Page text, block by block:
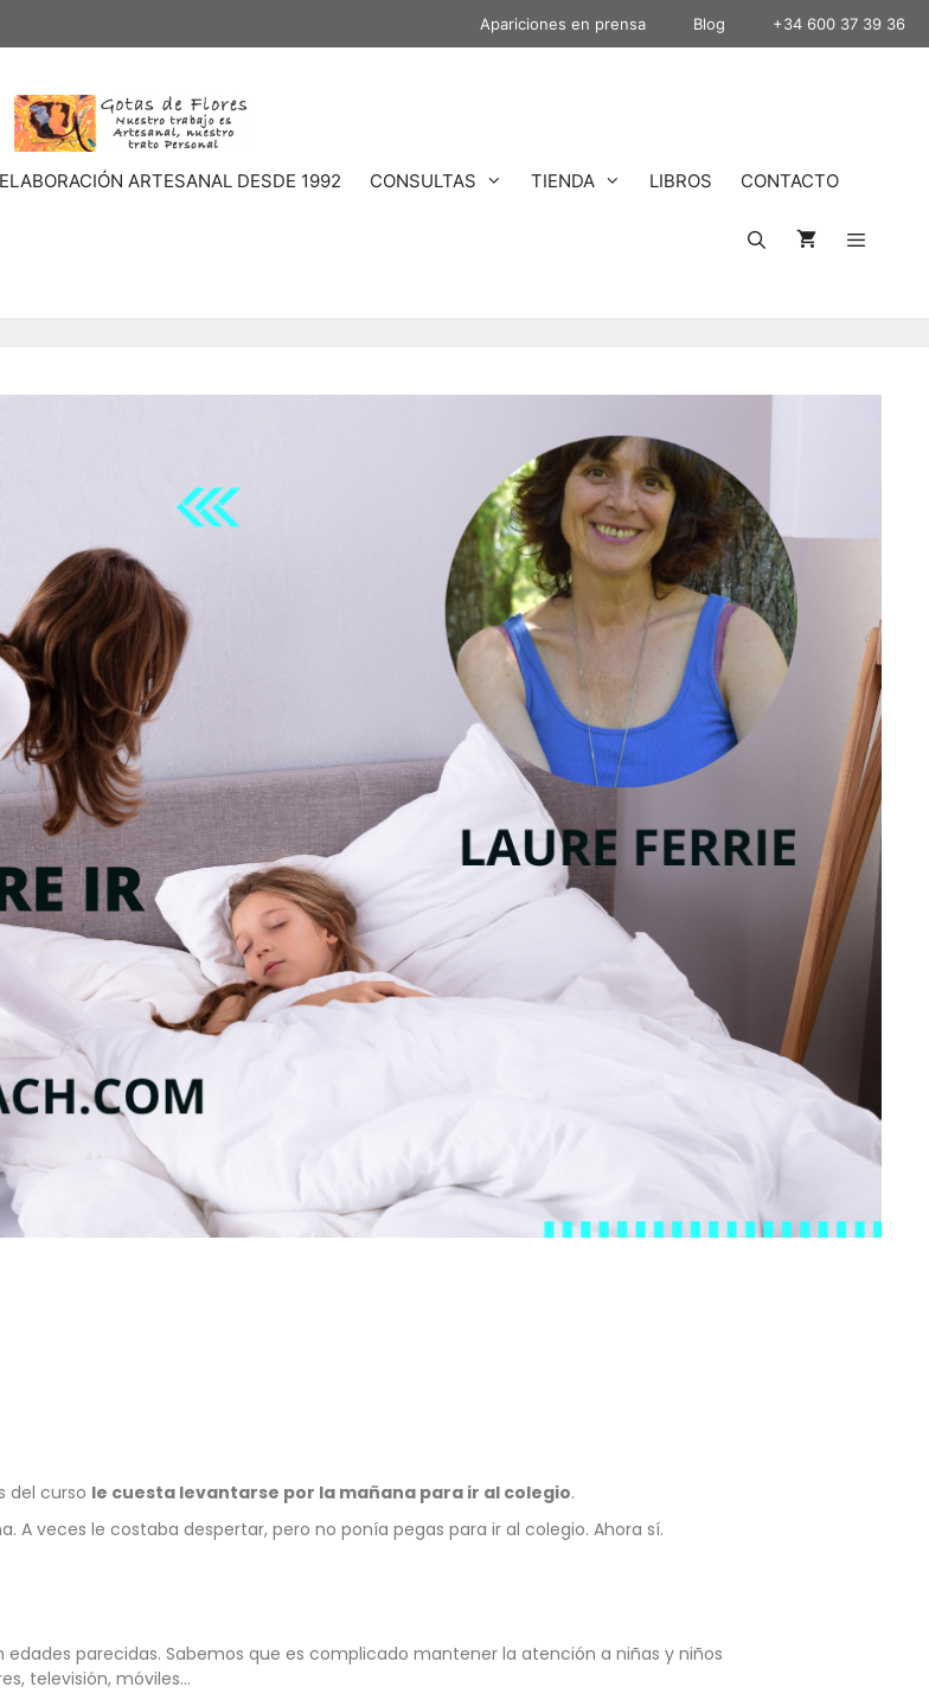
Apariciones en prensa Blog +34 600 37 39 36
ELABORACIÓN ARTESANAL DESDE 1992 CONSULTAS TIENDA LIBROS CONTACTO
del curso le cuesta levantarse por la mañana para ir al colegio.
veces le costaba despertar, pero no ponía pegas para ir al colegio. Ahora sí.
edades parecidas. Sabemos que es complicado mantener la atención a niñas y niños
televisión, móviles…